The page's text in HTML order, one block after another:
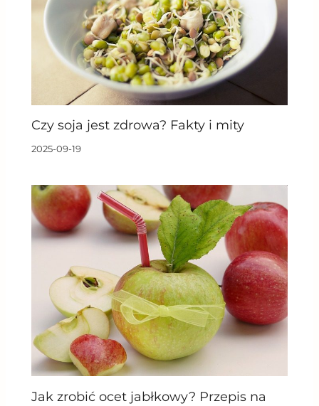
Czy soja jest zdrowa? Fakty i mity
2025-09-19
Jak zrobić ocet jabłkowy? Przepis na